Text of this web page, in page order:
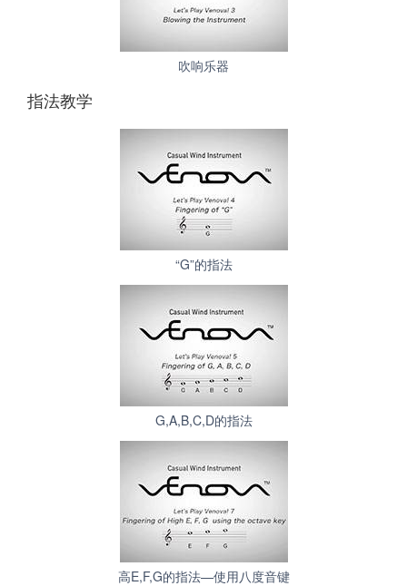
吹响乐器
指法教学
“G”的指法
G,A,B,C,D的指法
高E,F,G的指法—使用八度音键